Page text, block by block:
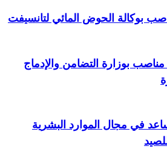
بوكالة الحوض المائي لتانسيفت
توظيف 10 مناصب بوزارة التضامن والإدماج
في مجال الموارد البشرية